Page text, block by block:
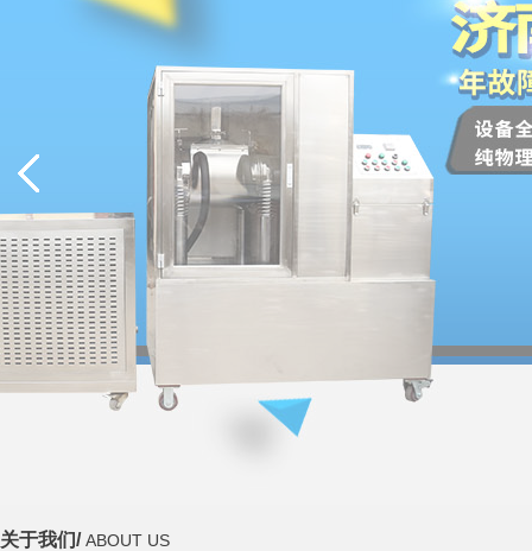
关于我们/ABOUT US